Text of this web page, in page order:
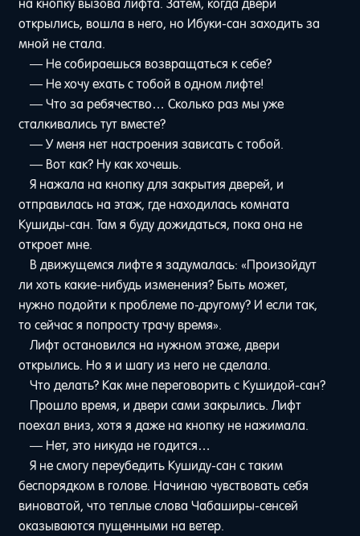
на кнопку вызова лифта. Затем, когда двери
открылись, вошла в него, но Ибуки-сан заходить за
мной не стала.
— Не собираешься возвращаться к себе?
— Не хочу ехать с тобой в одном лифте!
— Что за ребячество… Сколько раз мы уже
сталкивались тут вместе?
— У меня нет настроения зависать с тобой.
— Вот как? Ну как хочешь.
Я нажала на кнопку для закрытия дверей, и
отправилась на этаж, где находилась комната
Кушиды-сан. Там я буду дожидаться, пока она не
откроет мне.
В движущемся лифте я задумалась: «Произойдут
ли хоть какие-нибудь изменения? Быть может,
нужно подойти к проблеме по-другому? И если так,
то сейчас я попросту трачу время».
Лифт остановился на нужном этаже, двери
открылись. Но я и шагу из него не сделала.
Что делать? Как мне переговорить с Кушидой-сан?
Прошло время, и двери сами закрылись. Лифт
поехал вниз, хотя я даже на кнопку не нажимала.
— Нет, это никуда не годится…
Я не смогу переубедить Кушиду-сан с таким
беспорядком в голове. Начинаю чувствовать себя
виноватой, что теплые слова Чабаширы-сенсей
оказываются пущенными на ветер.